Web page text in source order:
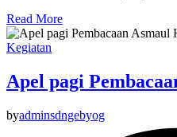
Read More
Kegiatan
Apel pagi
byadminsdngebyog